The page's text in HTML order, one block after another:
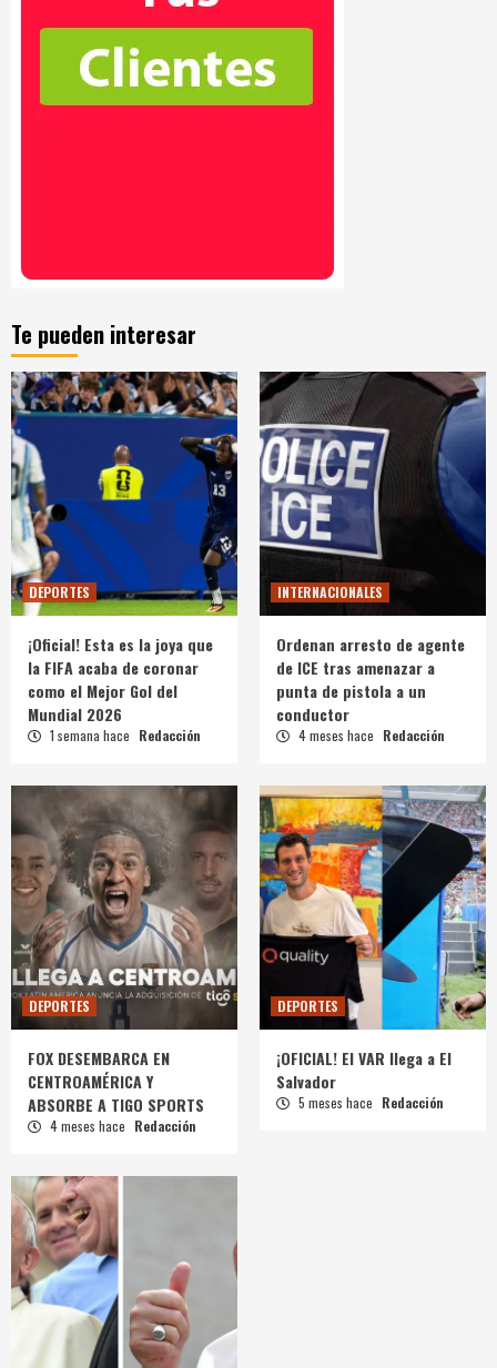
Te pueden interesar
DEPORTES
¡Oficial! Esta es la joya que
la FIFA acaba de coronar
como el Mejor Gol del
Mundial 2026
1 semana hace Redacción
INTERNACIONALES
Ordenan arresto de agente
de ICE tras amenazar a
punta de pistola a un
conductor
4 meses hace Redacción
DEPORTES
FOX DESEMBARCA EN
CENTROAMÉRICA Y
ABSORBE A TIGO SPORTS
4 meses hace Redacción
DEPORTES
¡OFICIAL! El VAR llega a El
Salvador
5 meses hace Redacción